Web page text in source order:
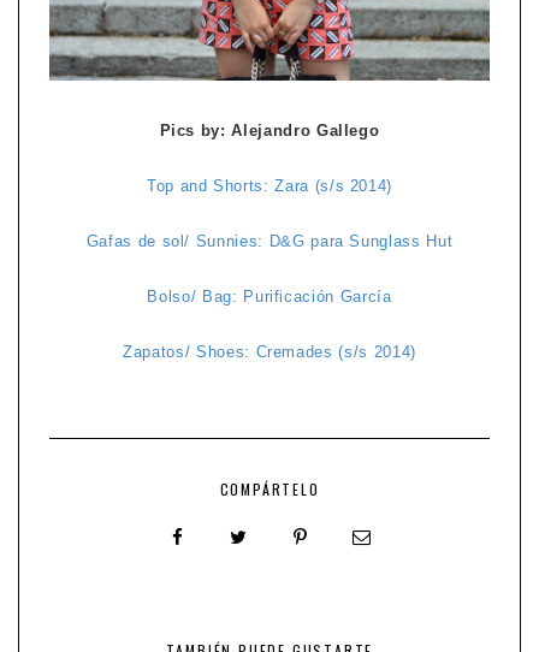
Pics by: Alejandro Gallego
Top and Shorts: Zara (s/s 2014)
Gafas de sol/ Sunnies: D&G para Sunglass Hut
Bolso/ Bag: Purificación García
Zapatos/ Shoes: Cremades (s/s 2014)
COMPÁRTELO